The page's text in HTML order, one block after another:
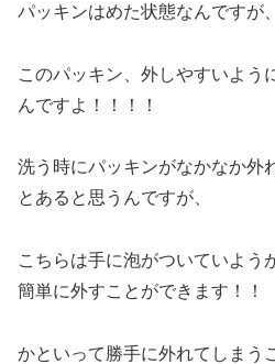
パッキンはめた状態なんですが
このパッキン、外しやすいよう
んですよ！！！！
洗う時にパッキンがなかなか外
とあると思うんですが、
こちらは手に泡がついていよう
簡単に外すことができます！！
かといって勝手に外れてしまう